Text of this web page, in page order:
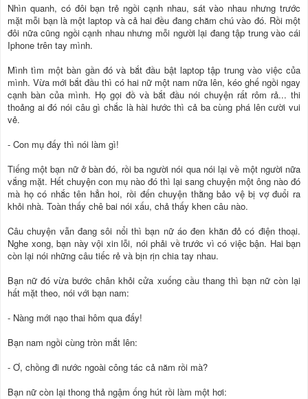
Nhìn quanh, có đôi bạn trẻ ngồi cạnh nhau, sát vào nhau nhưng trước
mặt mỗi bạn là một laptop và cả hai đều đang chăm chú vào đó. Rồi một
đôi nữa cũng ngồi cạnh nhau nhưng mỗi người lại đang tập trung vào cái
Iphone trên tay mình.
Mình tìm một bàn gần đó và bắt đầu bật laptop tập trung vào việc của
mình. Vừa mới bắt đầu thì có hai nữ một nam nữa lên, kéo ghế ngồi ngay
cạnh bàn của mình. Họ gọi đồ và bắt đầu nói chuyện rất rôm rả... thi
thoảng ai đó nói câu gì chắc là hài hước thì cả ba cùng phá lên cười vui
vẻ.
- Con mụ đấy thì nói làm gì!
Tiếng một bạn nữ ở bàn đó, rồi ba người nói qua nói lại về một người nữa
vắng mặt. Hết chuyện con mụ nào đó thì lại sang chuyện một ông nào đó
mà họ có nhắc tên hẳn hoi, rồi đến chuyện thằng bảo vệ bị vợ đuổi ra
khỏi nhà. Toàn thấy chê bai nói xấu, chả thấy khen câu nào.
Câu chuyện vẫn đang sôi nổi thì bạn nữ áo đen khăn đỏ có điện thoại.
Nghe xong, bạn này vội xin lỗi, nói phải về trước vì có việc bận. Hai bạn
còn lại nói những câu tiếc rẻ và bịn rịn chia tay nhau.
Bạn nữ đó vừa bước chân khỏi cửa xuống cầu thang thì bạn nữ còn lại
hất mặt theo, nói với bạn nam:
- Nàng mới nạo thai hôm qua đấy!
Bạn nam ngồi cùng tròn mắt lên:
- Ơ, chồng đi nước ngoài công tác cả năm rồi mà?
Bạn nữ còn lại thong thả ngậm ống hút rồi làm một hơi: